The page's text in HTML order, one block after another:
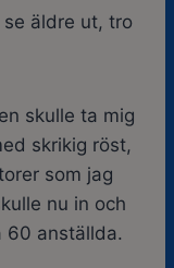
äldre ut, tro
skulle ta mig
skrikig röst,
som jag
nu in och
60 anställda.